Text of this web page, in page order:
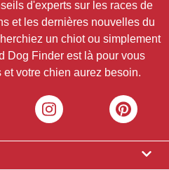
d'experts sur les races de
et les dernières nouvelles du
un chiot ou simplement
Dog Finder est là pour vous
votre chien aurez besoin.